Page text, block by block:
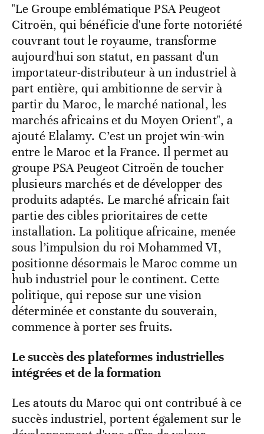
"Le Groupe emblématique PSA Peugeot
Citroën, qui bénéficie d'une forte notoriété
couvrant tout le royaume, transforme
aujourd'hui son statut, en passant d'un
importateur-distributeur à un industriel à
part entière, qui ambitionne de servir à
partir du Maroc, le marché national, les
marchés africains et du Moyen Orient", a
ajouté Elalamy. C’est un projet win-win
entre le Maroc et la France. Il permet au
groupe PSA Peugeot Citroën de toucher
plusieurs marchés et de développer des
produits adaptés. Le marché africain fait
partie des cibles prioritaires de cette
installation. La politique africaine, menée
sous l’impulsion du roi Mohammed VI,
positionne désormais le Maroc comme un
hub industriel pour le continent. Cette
politique, qui repose sur une vision
déterminée et constante du souverain,
commence à porter ses fruits.
Le succès des plateformes industrielles
intégrées et de la formation
Les atouts du Maroc qui ont contribué à ce
succès industriel, portent également sur le